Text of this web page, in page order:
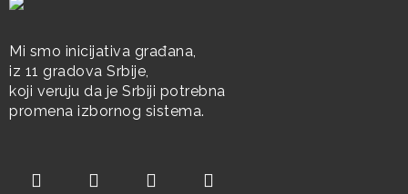
Mi smo inicijativa građana,
iz 11 gradova Srbije,
koji veruju da je Srbiji potrebna
promena izbornog sistema.